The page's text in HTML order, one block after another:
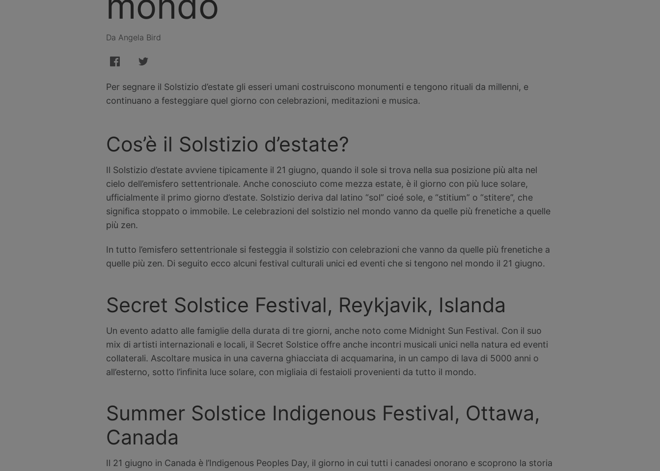
Da Angela Bird
Per segnare il Solstizio d’estate gli esseri umani costruiscono monumenti e tengono rituali da millenni, e
continuano a festeggiare quel giorno con celebrazioni, meditazioni e musica.
Cos’è il Solstizio d’estate?
Il Solstizio d’estate avviene tipicamente il 21 giugno, quando il sole si trova nella sua posizione più alta nel
cielo dell’emisfero settentrionale. Anche conosciuto come mezza estate, è il giorno con più luce solare,
ufficialmente il primo giorno d’estate. Solstizio deriva dal latino “sol” cioé sole, e “stitium” o “stitere”, che
significa stoppato o immobile. Le celebrazioni del solstizio nel mondo vanno da quelle più frenetiche a quelle
più zen.
In tutto l’emisfero settentrionale si festeggia il solstizio con celebrazioni che vanno da quelle più frenetiche a
quelle più zen. Di seguito ecco alcuni festival culturali unici ed eventi che si tengono nel mondo il 21 giugno.
Secret Solstice Festival, Reykjavik, Islanda
Un evento adatto alle famiglie della durata di tre giorni, anche noto come Midnight Sun Festival. Con il suo
mix di artisti internazionali e locali, il Secret Solstice offre anche incontri musicali unici nella natura ed eventi
collaterali. Ascoltare musica in una caverna ghiacciata di acquamarina, in un campo di lava di 5000 anni o
all’esterno, sotto l’infinita luce solare, con migliaia di festaioli provenienti da tutto il mondo.
Summer Solstice Indigenous Festival, Ottawa,
Canada
Il 21 giugno in Canada è l’Indigenous Peoples Day, il giorno in cui tutti i canadesi onorano e scoprono la storia